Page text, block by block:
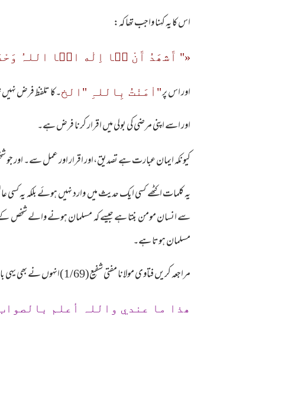
اس کا یہ کہنا واجب تھا كہ:
«" آَشھَدُ آَنْ لۤا اِلٰه الۤا اللہُ
اور اس پر"اٰمَنْتُ بِاللہِ "الخ۔کا تلفظ فرض نہیں
اور اسے اپنی مرضی کی بولی میں اقرار کرنا فرض ہے۔
کیونکہ ایمان عبارت ہے تصدیق،اور اقرار اور عمل سے۔ اور جو
یہ کلمات اکٹھے کسی ایک حدیث میں وارد نہیں ہوئے بلکہ یہ
سے انسان مومن بنتا ہے جیسے کہ مسلمان ہونے والے شخص کے
مسلمان ہوتا ہے۔
مراجعہ کریں فتاوی مولانا مفتی شفیع(1/69)انہوں نے بھی یہی بات کہی ہے کہ ان کلمات کا حفظ کرنا لازم نہیں۔
ھذا ما عندي واللہ أعلم